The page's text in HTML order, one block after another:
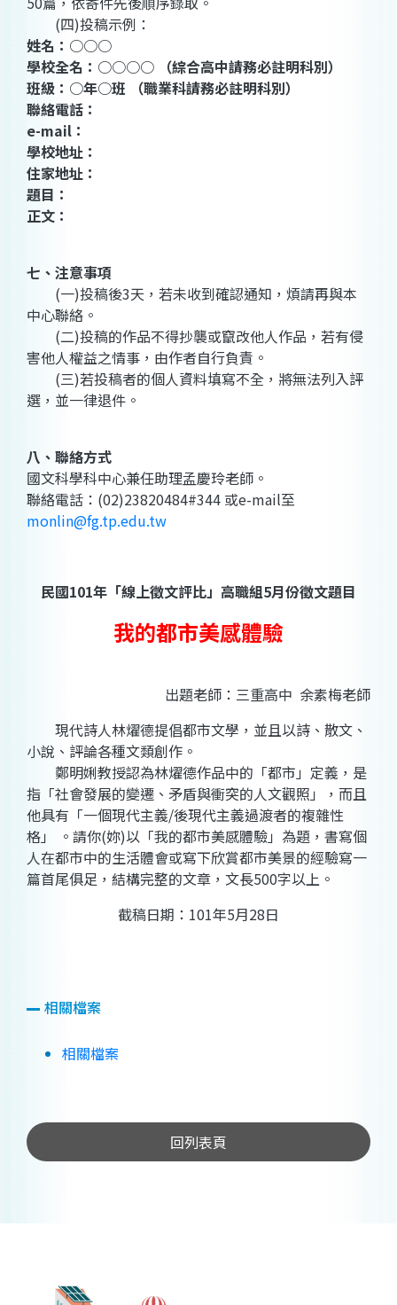
(四)投稿示例：
姓名：○○○
學校全名：○○○○ （綜合高中請務必註明科別）
班級：○年○班 （職業科請務必註明科別）
聯絡電話：
e-mail：
學校地址：
住家地址：
題目：
正文：
七、注意事項
(一)投稿後3天，若未收到確認通知，煩請再與本
中心聯絡。
(二)投稿的作品不得抄襲或竄改他人作品，若有侵
害他人權益之情事，由作者自行負責。
(三)若投稿者的個人資料填寫不全，將無法列入評
選，並一律退件。
八、聯絡方式
國文科學科中心兼任助理孟慶玲老師。
聯絡電話：(02)23820484#344 或e-mail至
monlin@fg.tp.edu.tw
民國101年「線上徵文評比」高職組5月份徵文題目
我的都市美感體驗
出題老師：三重高中 余素梅老師
現代詩人林燿德提倡都市文學，並且以詩、散文、
小說、評論各種文類創作。
鄭明娳教授認為林燿德作品中的「都市」定義，是
指「社會發展的變遷、矛盾與衝突的人文觀照」，而且
他具有「一個現代主義/後現代主義過渡者的複雜性
格」 。請你(妳)以「我的都市美感體驗」為題，書寫個
人在都市中的生活體會或寫下欣賞都市美景的經驗寫一
篇首尾俱足，結構完整的文章，文長500字以上。
截稿日期：101年5月28日
相關檔案
相關檔案
回列表頁